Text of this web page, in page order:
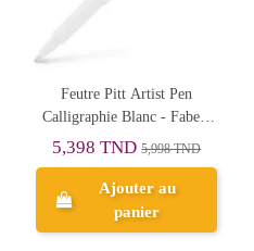
Feutre Pitt Artist Pen
Calligraphie Blanc - Faber-
Castell
5,398 TND5,998 TND
Ajouter au
panier